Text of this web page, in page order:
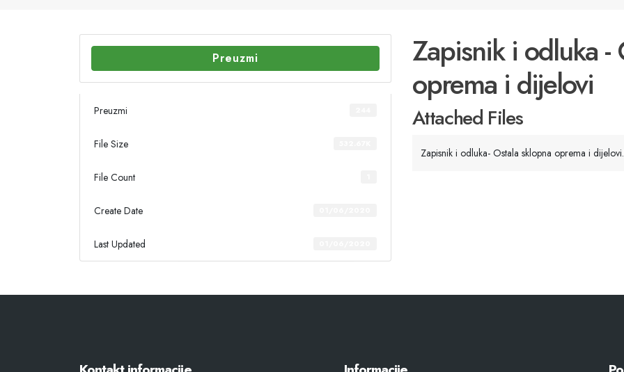
Preuzmi
Preuzmi
File Size
File Count
Create Date
Last Updated
Zapisnik i odluka -
oprema i dijelovi
Attached Files
Zapisnik i odluka- Ostala sklopna oprema i